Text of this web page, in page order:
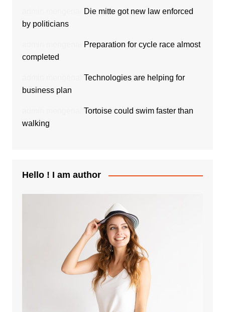
Die mitte got new law enforced
by politicians
Preparation for cycle race almost
completed
Technologies are helping for
business plan
Tortoise could swim faster than
walking
Hello ! I am author